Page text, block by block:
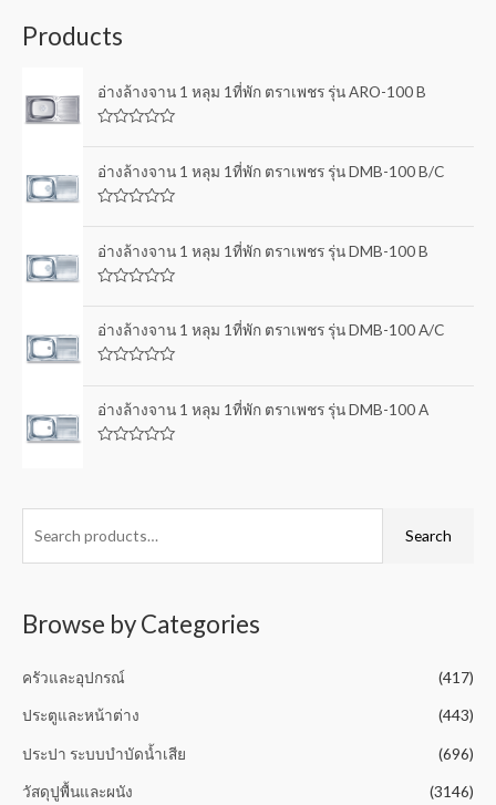
Products
อ่างล้างจาน 1 หลุม 1ที่พัก ตราเพชร รุ่น ARO-100 B
t
e
d
t
o
f
อ่างล้างจาน 1 หลุม 1ที่พัก ตราเพชร รุ่น DMB-100 B/C
t
e
d
t
o
f
อ่างล้างจาน 1 หลุม 1ที่พัก ตราเพชร รุ่น DMB-100 B
t
e
d
t
o
f
อ่างล้างจาน 1 หลุม 1ที่พัก ตราเพชร รุ่น DMB-100 A/C
t
e
d
o
5
อ่างล้างจาน 1 หลุม 1ที่พัก ตราเพชร รุ่น DMB-100 A
d
o
Search
Browse by Categories
ครัวและอุปกรณ์ (417)
ประตูและหน้าต่าง (443)
ประปา ระบบบำบัดน้ำเสีย (696)
วัสดุปูพื้นและผนัง (3146)